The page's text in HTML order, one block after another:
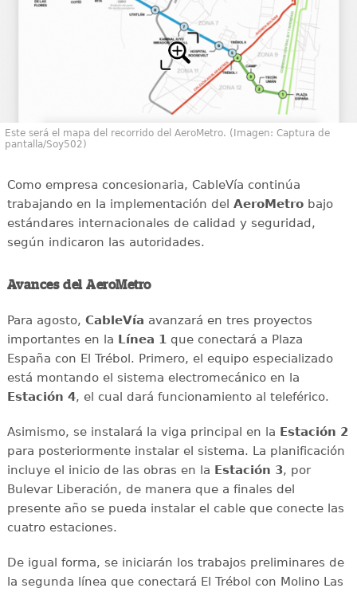
Este será el mapa del recorrido del AeroMetro. (Imagen: Captura de
pantalla/Soy502)
Como empresa concesionaria, CableVía continúa
trabajando en la implementación del AeroMetrobajo
estándares internacionales de calidad y seguridad,
según indicaron las autoridades.
Avances del AeroMetro
Para agosto, CableVía avanzará en tres proyectos
importantes en la Línea 1que conectará a Plaza
España con El Trébol. Primero, el equipo especializado
está montando el sistema electromecánico en la
Estación 4, el cual dará funcionamiento al teleférico.
Asimismo, se instalará la viga principal en la Estación 2
para posteriormente instalar el sistema. La planificación
incluye el inicio de las obras en la Estación 3, por
Bulevar Liberación, de manera que a finales del
presente año se pueda instalar el cable que conecte las
cuatro estaciones.
De igual forma, se iniciarán los trabajos preliminares de
la segunda línea que conectará El Trébol con Molino Las